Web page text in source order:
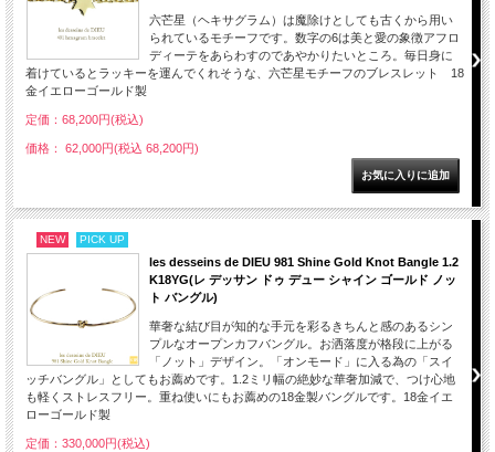
六芒星（ヘキサグラム）は魔除けとしても古くから用い
られているモチーフです。数字の6は美と愛の象徴アフロ
ディーテをあらわすのであやかりたいところ。毎日身に
着けているとラッキーを運んでくれそうな、六芒星モチーフのブレスレット 18
金イエローゴールド製
定価：68,200円(税込)
価格： 62,000円(税込 68,200円)
NEW PICK UP
les desseins de DIEU 981 Shine Gold Knot Bangle 1.2
K18YG(レ デッサン ドゥ デュー シャイン ゴールド ノッ
ト バングル)
華奢な結び目が知的な手元を彩るきちんと感のあるシン
プルなオープンカフバングル。お洒落度が格段に上がる
「ノット」デザイン。「オンモード」に入る為の「スイ
ッチバングル」としてもお薦めです。1.2ミリ幅の絶妙な華奢加減で、つけ心地
も軽くストレスフリー。重ね使いにもお薦めの18金製バングルです。18金イエ
ローゴールド製
定価：330,000円(税込)